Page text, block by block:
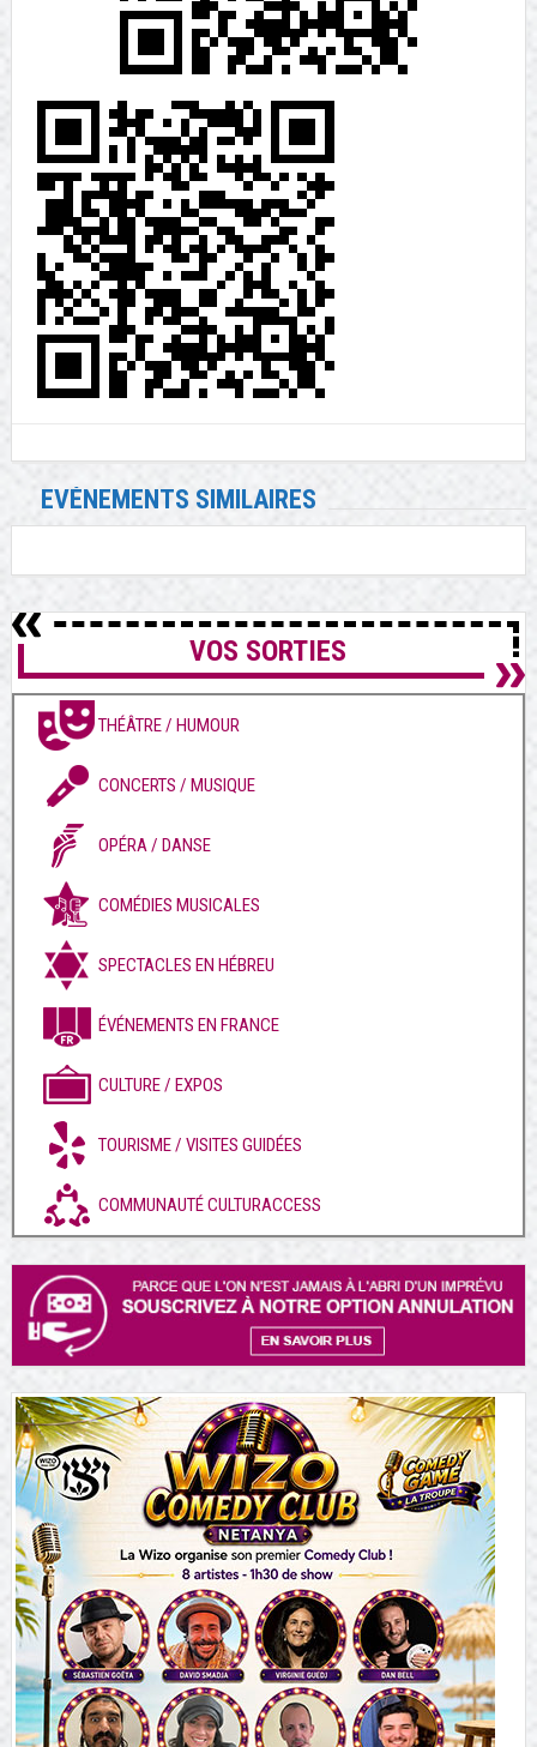
EVÉNEMENTS SIMILAIRES
VOS SORTIES
THÉÂTRE / HUMOUR
CONCERTS / MUSIQUE
OPÉRA / DANSE
COMÉDIES MUSICALES
SPECTACLES EN HÉBREU
ÉVÉNEMENTS EN FRANCE
CULTURE / EXPOS
TOURISME / VISITES GUIDÉES
COMMUNAUTÉ CULTURACCESS